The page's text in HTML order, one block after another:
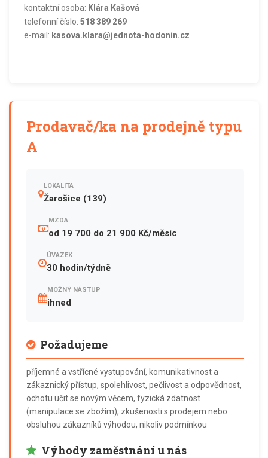
kontaktní osoba: Klára Kašová
telefonní číslo: 518 389 269
e-mail: kasova.klara@jednota-hodonin.cz
Prodavač/ka na prodejně typu
A
LOKALITA
Žarošice (139)
MZDA
od 19 700 do 21 900 Kč/měsíc
ÚVAZEK
30 hodin/týdně
MOŽNÝ NÁSTUP
ihned
Požadujeme
příjemné a vstřícné vystupování, komunikativnost a
zákaznický přístup, spolehlivost, pečlivost a odpovědnost,
ochotu učit se novým věcem, fyzická zdatnost
(manipulace se zbožím), zkušenosti s prodejem nebo
obsluhou zákazníků výhodou, nikoliv podmínkou
Výhody zaměstnání u nás